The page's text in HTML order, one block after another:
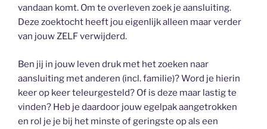
vandaan komt. Om te overleven zoek je aansluiting.
Deze zoektocht heeft jou eigenlijk alleen maar verder
van jouw ZELF verwijderd.
Ben jij in jouw leven druk met het zoeken naar
aansluiting met anderen (incl. familie)? Word je hierin
keer op keer teleurgesteld? Of is deze maar lastig te
vinden? Heb je daardoor jouw egelpak aangetrokken
en rol je je bij het minste of geringste op als een